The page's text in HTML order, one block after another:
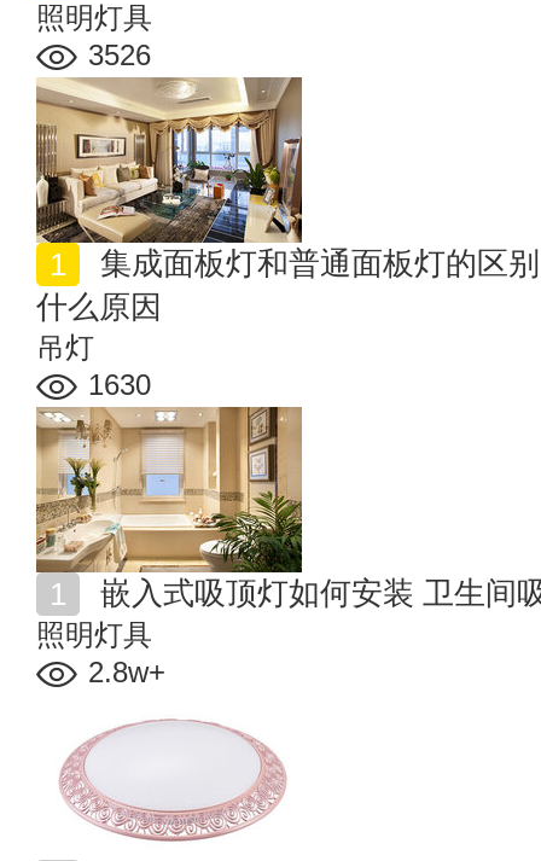
照明灯具
3526
什么原因
吊灯
1630
嵌入式吸顶灯如何安装 卫生间
照明灯具
2.8w+